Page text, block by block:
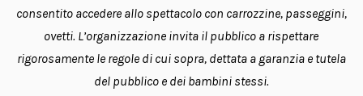
consentito accedere allo spettacolo con carrozzine, passeggini,
ovetti. L’organizzazione invita il pubblico a rispettare
rigorosamente le regole di cui sopra, dettata a garanzia e tutela
del pubblico e dei bambini stessi.